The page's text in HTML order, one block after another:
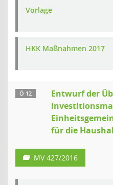
Vorlage
HKK Maßnahmen 2017
Ö 12
Entwurf der
für die
MV 427/2016